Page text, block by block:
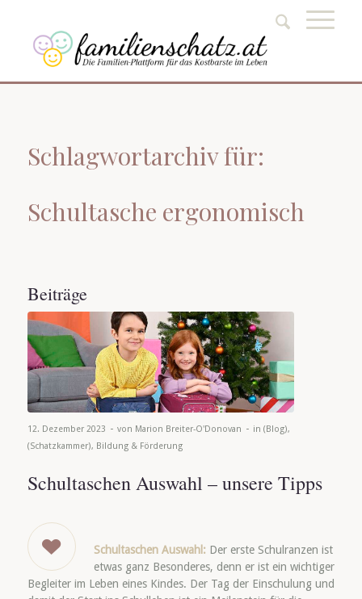
Schlagwortarchiv für:
Schultasche ergonomisch
Beiträge
12. Dezember 2023 - von Marion Breiter-O'Donovan - in (Blog),
(Schatzkammer), Bildung & Förderung
Schultaschen Auswahl – unsere Tipps
Schultaschen Auswahl: Der erste Schulranzen ist
etwas ganz Besonderes, denn er ist ein wichtiger
Begleiter im Leben eines Kindes. Der Tag der Einschulung und